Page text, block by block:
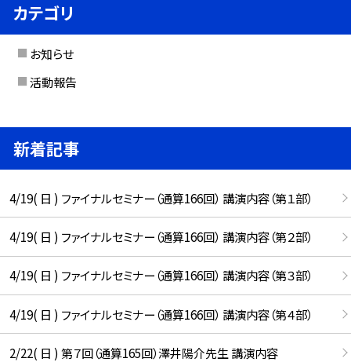
カテゴリ
お知らせ
活動報告
新着記事
4/19( 日 ) ファイナルセミナー（通算166回） 講演内容（第１部）
4/19( 日 ) ファイナルセミナー（通算166回） 講演内容（第２部）
4/19( 日 ) ファイナルセミナー（通算166回） 講演内容（第３部）
4/19( 日 ) ファイナルセミナー（通算166回） 講演内容（第４部）
2/22( 日 ) 第７回（通算165回）澤井陽介先生 講演内容